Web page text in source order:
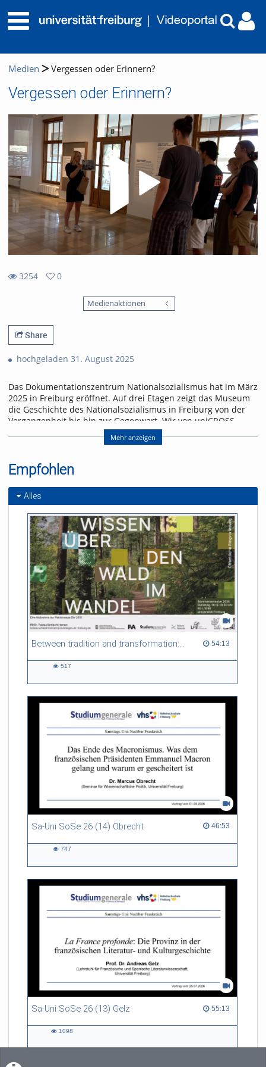
Medien Vergessen oder Erinnern?
Vergessen oder Erinnern?
3254
0
Medienaktionen
Share
hochgeladen 31. August 2025
Das Dokumentationszentrum Nationalsozialismus hat im März
2025 in Freiburg eröffnet. Auf drei Etagen zeigt das Museum
die Geschichte des Nationalsozialismus in Freiburg von der
Vergangenheit bis hin zur Gegenwart. Wir von uniCROSS
haben Caroline Klemm bei einer ihrer Museumsführungen
begleitet und blicken in die NS-Zeit zurück.
Referent/in:
Andreas Nagel
Mehr anzeigen
Empfohlen
Alles
Between tradition and transformation: how owners, advisers and institutions co-create knowledge for resilient forests in Europe 54:13
54:13 duration
517
Sa-Uni SoSe 26 (14) Obrecht 46:53
46:53 duration
747
Sa-Uni SoSe 26 (13) Gelz 55:13
55:13 duration
1098